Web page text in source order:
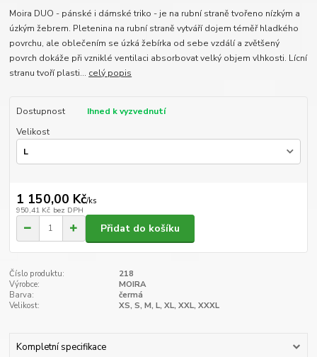
Moira DUO - pánské i dámské triko - je na rubní straně tvořeno nízkým a
úzkým žebrem. Pletenina na rubní straně vytváří dojem téměř hladkého
povrchu, ale oblečením se úzká žebírka od sebe vzdálí a zvětšený
povrch dokáže při vzniklé ventilaci absorbovat velký objem vlhkosti. Lícní
stranu tvoří plasti... celý popis
Dostupnost
Ihned k vyzvednutí
Velikost
1 150,00 Kč/ks
950,41 Kč bez DPH
Přidat do košíku
Číslo produktu:
218
Výrobce:
MOIRA
Barva:
čermá
Velikost:
XS, S, M, L, XL, XXL, XXXL
Kompletní specifikace